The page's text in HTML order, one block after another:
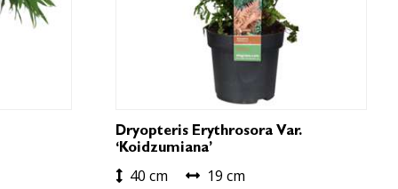
Dryopteris Erythrosora Var.
‘Koidzumiana’
40 cm 19 cm